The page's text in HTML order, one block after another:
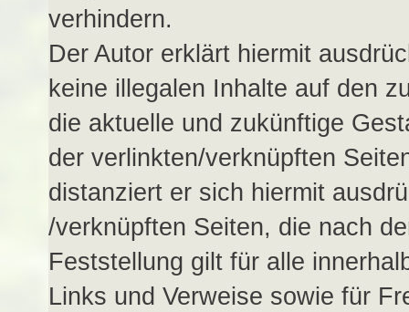
verhindern.
Der Autor erklärt hiermit
keine illegalen Inhalte auf den
die aktuelle und zukünftige
der verlinkten/verknüpften
distanziert er sich hiermit
/verknüpften Seiten, die nach
Feststellung gilt für alle
Links und Verweise sowie für